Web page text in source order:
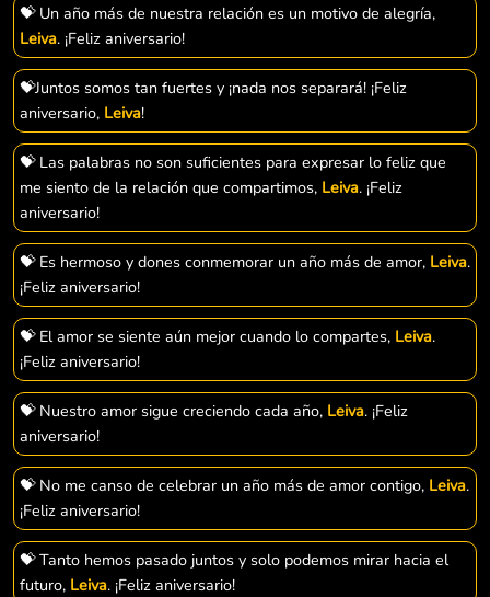
💝 Un año más de nuestra relación es un motivo de alegría,
Leiva. ¡Feliz aniversario!
💝Juntos somos tan fuertes y ¡nada nos separará! ¡Feliz
aniversario, Leiva!
💝 Las palabras no son suficientes para expresar lo feliz que
me siento de la relación que compartimos, Leiva. ¡Feliz
aniversario!
💝 Es hermoso y dones conmemorar un año más de amor, Leiva.
¡Feliz aniversario!
💝 El amor se siente aún mejor cuando lo compartes, Leiva.
¡Feliz aniversario!
💝 Nuestro amor sigue creciendo cada año, Leiva. ¡Feliz
aniversario!
💝 No me canso de celebrar un año más de amor contigo, Leiva.
¡Feliz aniversario!
💝 Tanto hemos pasado juntos y solo podemos mirar hacia el
futuro, Leiva. ¡Feliz aniversario!